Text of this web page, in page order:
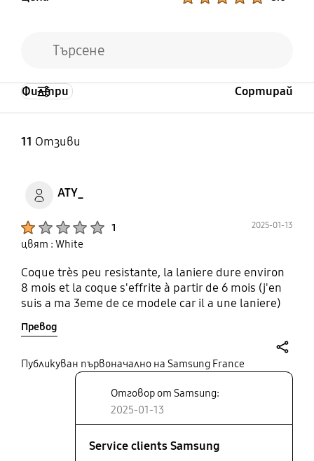
11 Отзиви
Филтри Сортирай
ATY_
1 2025-01-13
цвят : White
Coque très peu resistante, la laniere dure environ
8 mois et la coque s'effrite à partir de 6 mois (j'en
suis a ma 3eme de ce modele car il a une laniere)
Превод
Публикуван първоначално на Samsung France
Отговор от Samsung:
2025-01-13
Service clients Samsung